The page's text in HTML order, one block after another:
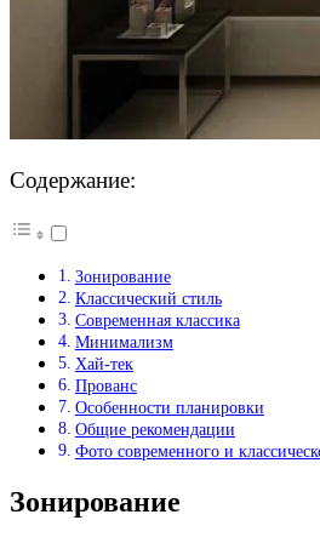
Содержание:
Зонирование
Классический стиль
Современная классика
Минимализм
Хай-тек
Прованс
Особенности планировки
Общие рекомендации
Фото современного и
Зонирование